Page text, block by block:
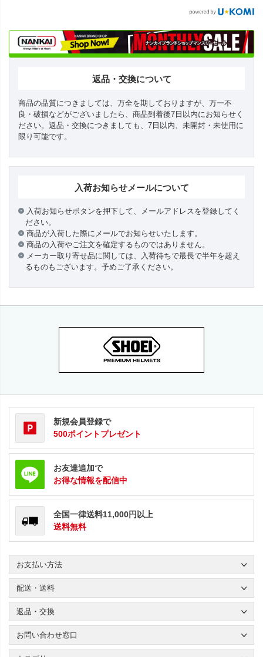
返品・交換について
商品の品質につきましては、万全を期しておりますが、万一不
良・破損などがございましたら、商品到着後7日以内にお知らせく
ださい。返品・交換につきましても、7日以内、未開封・未使用に
限り可能です。
入荷お知らせメールについて
入荷お知らせボタンを押下して、メールアドレスを登録してく
ださい。
商品が入荷した際にメールでお知らせいたします。
商品の入荷やご注文を確定するものではありません。
メーカー取り寄せ品に関しては、入荷待ちで最長で半年を超え
るものもございます。予めご了承ください。
新規会員登録で
500ポイントプレゼント
お友達追加で
お得な情報を配信中
全国一律送料11,000円以上
送料無料
お支払い方法
配送・送料
返品・交換
お問い合わせ窓口